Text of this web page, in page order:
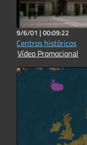
9/6/01 |00:09:22
Centros históricos
Vídeo Promocional